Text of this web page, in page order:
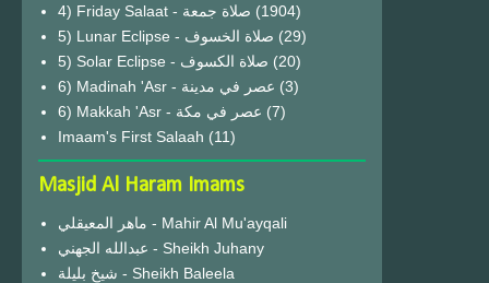
4) Friday Salaat - صلاة جمعة (1904)
5) Lunar Eclipse - صلاة الخسوف (29)
(20)
6) Madinah 'Asr - عصر في مدينة (3)
6) Makkah 'Asr - عصر في مكة (7)
Imaam's First Salaah (11)
Masjid Al Haram Imams
ماهر المعيقلي - Mahir Al Mu'ayqali
عبدالله الجهني - Sheikh Juhany
شيخ بليلة - Sheikh Baleela